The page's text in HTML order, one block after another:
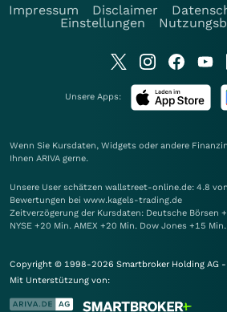
Impressum
Disclaimer
Einstellungen
Unsere Apps:
Wenn Sie Kursdaten, Widgets oder andere
Ihnen ARIVA gerne.
Unsere User schätzen wallstreet-online.de: 4.8
Bewertungen bei www.kagels-trading.de
Zeitverzögerung der Kursdaten: Deutsche Börsen
NYSE +20 Min. AMEX +20 Min. Dow Jones +15
Copyright © 1998-2026 Smartbroker Holding AG
Mit Unterstützung von: